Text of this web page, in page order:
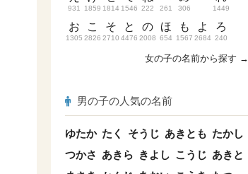
931
お
1305
1859
こ
2826
1814
そ
2710
1546
と
4476
222
の
2008
261
ほ
654
306
も
1567
よ
2684
1449
ろ
240
女の子の名前から探す →
男の子の人気の名前
ゆたか たく そうじ あきとも たかし
つかさ あきら きよし こうじ あきと